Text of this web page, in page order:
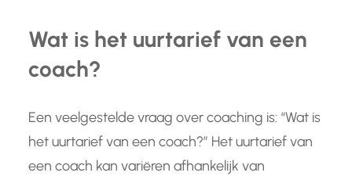
Wat is het uurtarief van een
coach?
Een veelgestelde vraag over coaching is: “Wat is
het uurtarief van een coach?” Het uurtarief van
een coach kan variëren afhankelijk van